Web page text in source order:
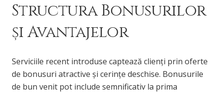
Structura Bonusurilor
și Avantajelor
Serviciile recent introduse captează clienți prin oferte
de bonusuri atractive și cerințe deschise. Bonusurile
de bun venit pot include semnificativ la prima